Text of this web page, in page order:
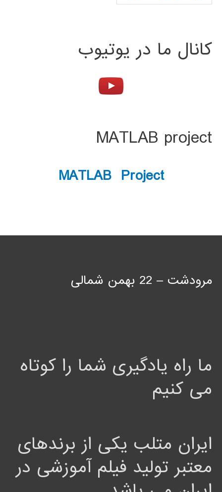
کانال ما در یوتیوب
MATLAB project
MATLAB Project
مرودشت – 22 بهمن شمالی
ما راه یادگیری شما را کوتاه
می کنیم
ایران متلب یکی از برندهای
معتبر تولید فیلم آموزشی در